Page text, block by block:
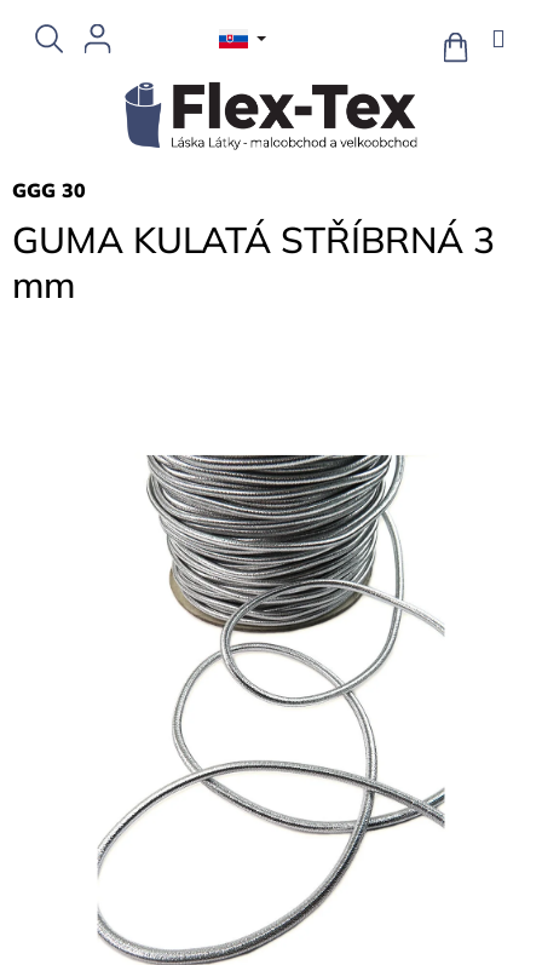
obsah
KOŠÍK
GUMA KULATÁ STŘÍBRNÁ 3
mm
GGG 30